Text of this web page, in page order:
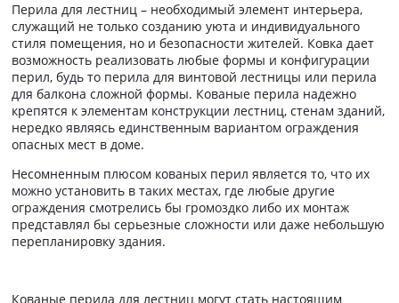
Перила для лестниц – необходимый элемент интерьера,
служащий не только созданию уюта и индивидуального
стиля помещения, но и безопасности жителей. Ковка дает
возможность реализовать любые формы и конфигурации
перил, будь то перила для винтовой лестницы или перила
для балкона сложной формы. Кованые перила надежно
крепятся к элементам конструкции лестниц, стенам зданий,
нередко являясь единственным вариантом ограждения
опасных мест в доме.
Несомненным плюсом кованых перил является то, что их
можно установить в таких местах, где любые другие
ограждения смотрелись бы громоздко либо их монтаж
представлял бы серьезные сложности или даже небольшую
перепланировку здания.
Кованые перила для лестниц могут стать настоящим